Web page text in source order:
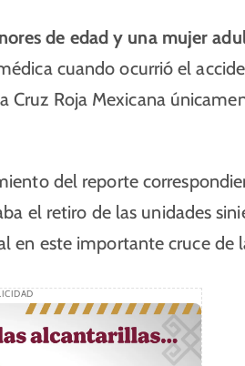
de edad y una mujer
cuando ocurrió el
Roja Mexicana
del reporte
el retiro de las unidades
en este importante cruce de